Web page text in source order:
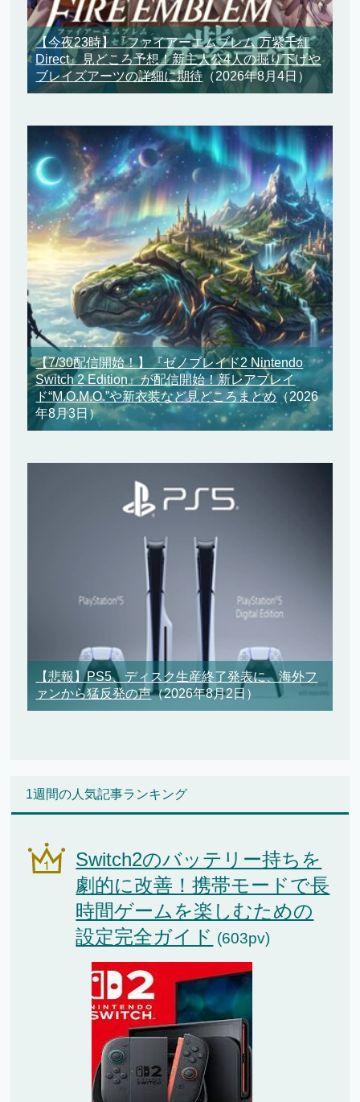
【今夜23時】『ファイアーエムブレム 万紫千紅
Direct』見どころ予想！新主人公4人の掘り下げや
ブレイズアーツの詳細に期待 （2026年8月4日）
【7/30配信開始！】『ゼノブレイド2 Nintendo
Switch 2 Edition』が配信開始！新レアブレイ
ド“M.O.M.O.”や新衣装など見どころまとめ（2026
年8月3日）
【悲報】PS5、ディスク生産終了発表に、海外フ
ァンから猛反発の声（2026年8月2日）
1週間の人気記事ランキング
Switch2のバッテリー持ちを
劇的に改善！携帯モードで長
時間ゲームを楽しむための
設定完全ガイド (603pv)